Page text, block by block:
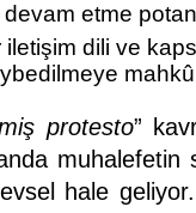
etme
dili ve
protesto”
hale